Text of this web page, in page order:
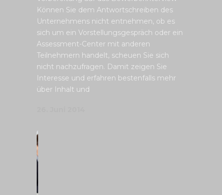
Können Sie dem Antwortschreiben des
Unternehmens nicht entnehmen, ob es
sich um ein Vorstellungsgespräch oder ein
Assessment-Center mit anderen
Teilnehmern handelt, scheuen Sie sich
nicht nachzufragen. Damit zeigen Sie
Interesse und erfahren bestenfalls mehr
über Inhalt und